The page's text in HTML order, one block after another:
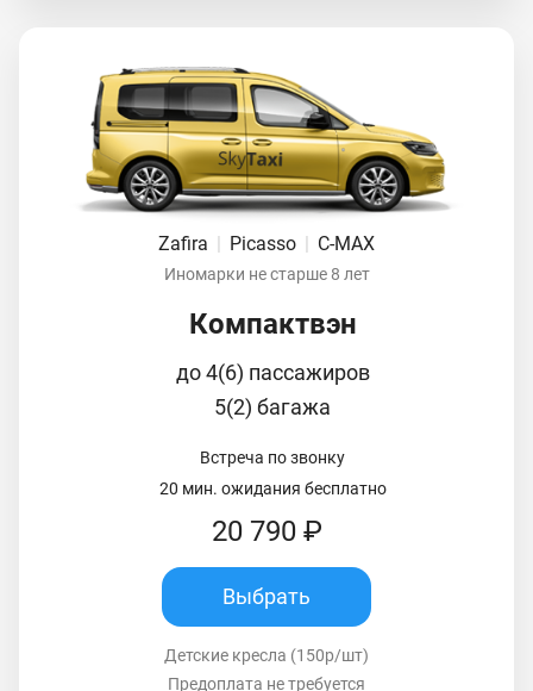
Zafira | Picasso | C-MAX
Иномарки не старше 8 лет
Компактвэн
до 4(6) пассажиров
5(2) багажа
Встреча по звонку
20 мин. ожидания бесплатно
20 790 ₽
Выбрать
Детские кресла (150р/шт)
Предоплата не требуется